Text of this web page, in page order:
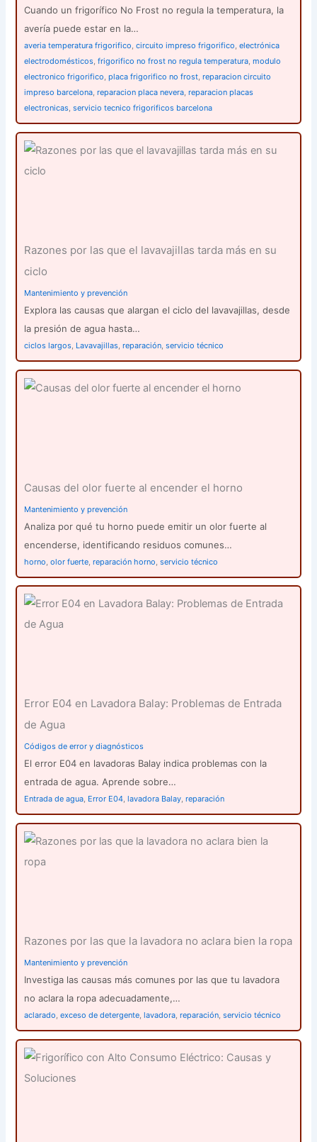
Cuando un frigorífico No Frost no regula la temperatura, la
avería puede estar en la…
averia temperatura frigorifico ,circuito impreso frigorifico ,electrónica
electrodomésticos ,frigorifico no frost no regula temperatura ,modulo
electronico frigorifico ,placa frigorifico no frost ,reparacion circuito
impreso barcelona ,reparacion placa nevera ,reparacion placas
electronicas ,servicio tecnico frigorificos barcelona
Razones por las que el lavavajillas tarda más en su
ciclo
Mantenimiento y prevención
Explora las causas que alargan el ciclo del lavavajillas, desde
la presión de agua hasta…
ciclos largos Lavavajillas ,reparación ,servicio técnico
Causas del olor fuerte al encender el horno
Mantenimiento y prevención
Analiza por qué tu horno puede emitir un olor fuerte al
encenderse, identificando residuos comunes…
horno ,olor fuerte ,reparación horno ,servicio técnico
Error E04 en Lavadora Balay: Problemas de Entrada
de Agua
Códigos de error y diagnósticos
El error E04 en lavadoras Balay indica problemas con la
entrada de agua. Aprende sobre…
Entrada de agua, Error E04,lavadora Balay,reparación
Razones por las que la lavadora no aclara bien la ropa
Mantenimiento y prevención
Investiga las causas más comunes por las que tu lavadora
no aclara la ropa adecuadamente,…
aclarado,exceso de detergente,lavadora,reparación,servicio técnico